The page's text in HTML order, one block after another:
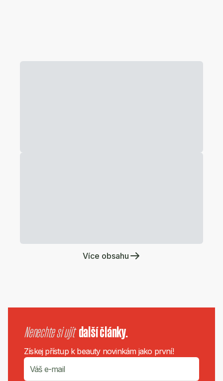
Více obsahu
Nenechte si ujít další články.
Získej přístup k beauty novinkám jako první!